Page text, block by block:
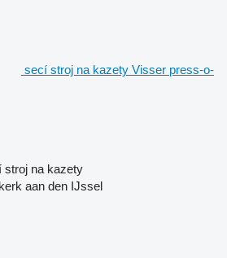
secí stroj na kazety Visser press-o-
stroj na kazety
aan den IJssel